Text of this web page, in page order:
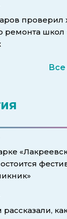
проверил
ремонта
Все